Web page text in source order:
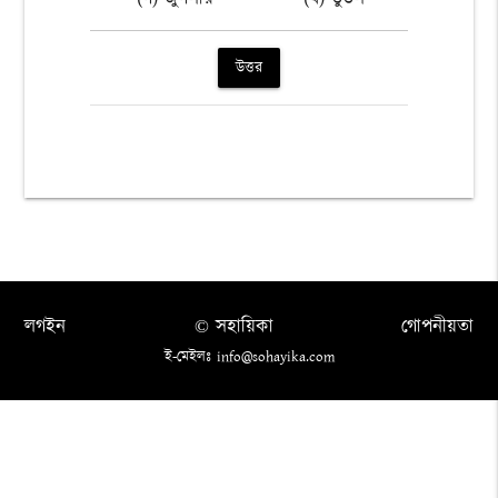
উত্তর
লগইন গোপনীয়তা
© সহায়িকা
ই-মেইলঃ info@sohayika.com